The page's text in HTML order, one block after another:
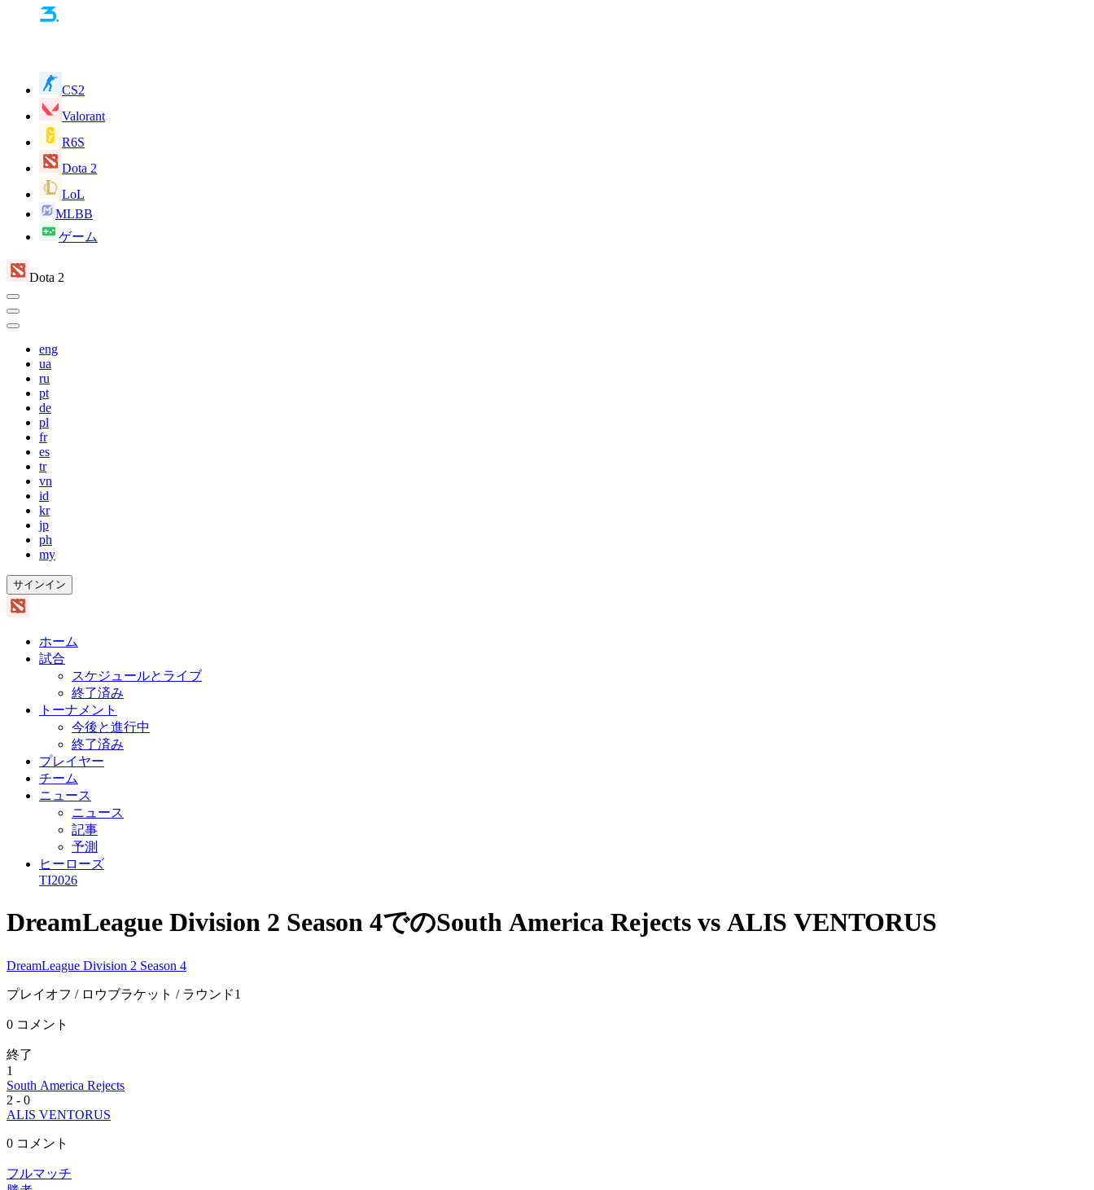
CS2
Valorant
R6S
Dota 2
LoL
MLBB
ゲーム
Dota 2
eng
ua
ru
pt
de
pl
fr
es
tr
vn
id
kr
jp
ph
my
サインイン
ホーム
試合
スケジュールとライブ
終了済み
トーナメント
今後と進行中
終了済み
プレイヤー
チーム
ニュース
ニュース
記事
予測
ヒーローズ
TI2026
DreamLeague Division 2 Season 4でのSouth America Rejects vs ALIS VENTORUS
DreamLeague Division 2 Season 4
プレイオフ / ロウブラケット / ラウンド1
0 コメント
終了
1
South America Rejects
2 - 0
ALIS VENTORUS
0 コメント
フルマッチ